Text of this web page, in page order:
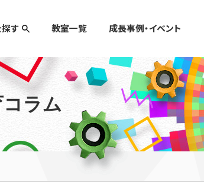
す 教室一覧 成長事例・イベント
ラム